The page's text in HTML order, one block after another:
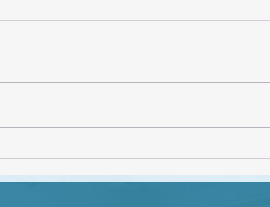
Webinar "Gestión de
conflictos en el ámbito